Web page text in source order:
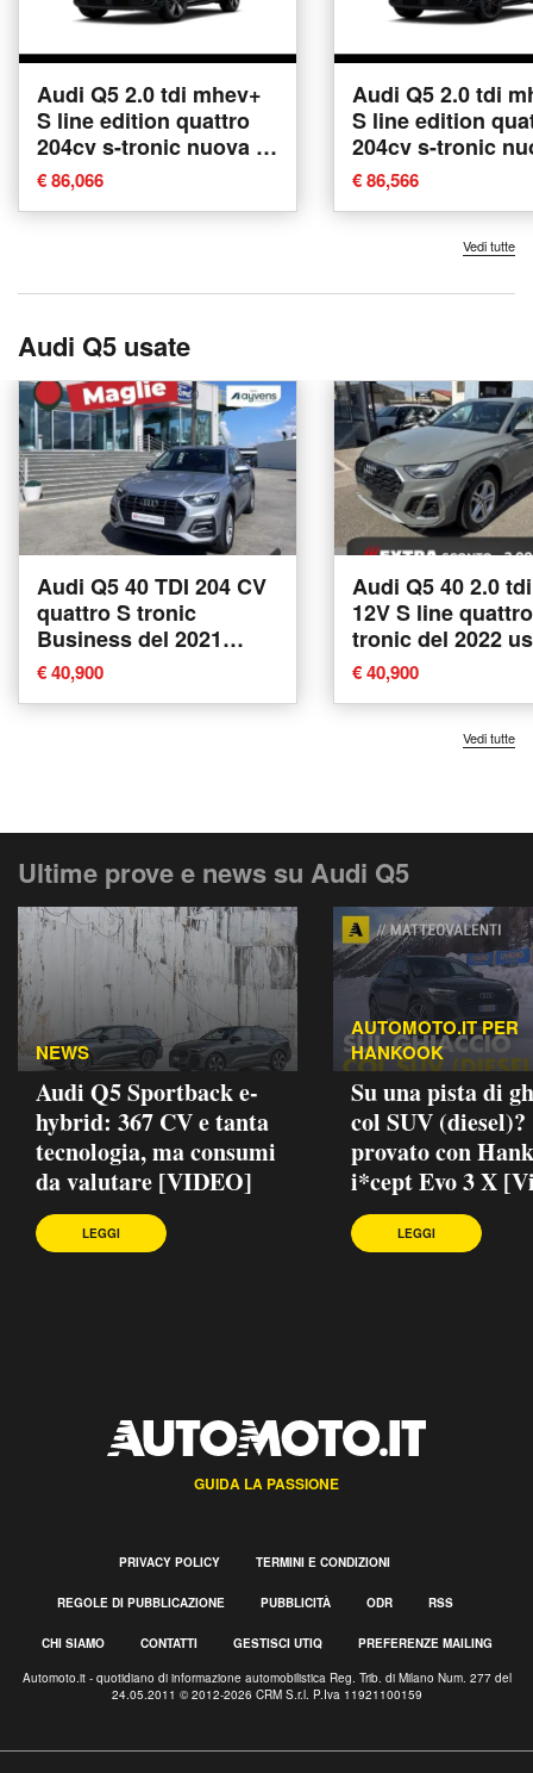
Audi Q5 2.0 tdi mhev+
S line edition quattro
204cv s-tronic nuova a
Conegliano
€ 86,066
Audi Q5 2.0 tdi
S line edition
204cv s-tronic
Conegliano
€ 86,566
Vedi tutte
Audi Q5 usate
Audi Q5 40 TDI 204 CV
quattro S tronic
Business del 2021
usata a Tricase
€ 40,900
Audi Q5 40 2.0
12V S line
tronic del 2022
Tricase
€ 40,900
Vedi tutte
Ultime prove e news su Audi Q5
NEWS
Audi Q5 Sportback e-
hybrid: 367 CV e tanta
tecnologia, ma consumi
da valutare [VIDEO]
LEGGI
AUTOMOTO.IT PER
HANKOOK
Su una pista di
col SUV
provato con
i*cept Evo 3 X
LEGGI
GUIDA LA PASSIONE
PRIVACY POLICY TERMINI E CONDIZIONI
REGOLE DI PUBBLICAZIONE PUBBLICITÀ ODR RSS
CHI SIAMO CONTATTI GESTISCI UTIQ PREFERENZE MAILING
Automoto.it - quotidiano di informazione automobilistica Reg. Trib. di Milano Num. 277 del
24.05.2011 © 2012-2026 CRM S.r.l. P.Iva 11921100159